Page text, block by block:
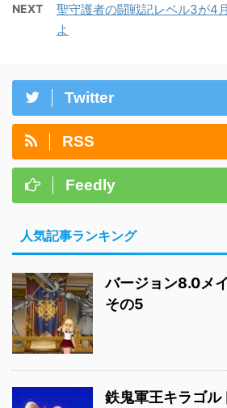
NEXT
聖守護者の闘戦記レベル3が4
よ
Twitter
RSS
Feedly
人気記事ランキング
バージョン8.0メ
その5
鉄鬼軍王キラゴル